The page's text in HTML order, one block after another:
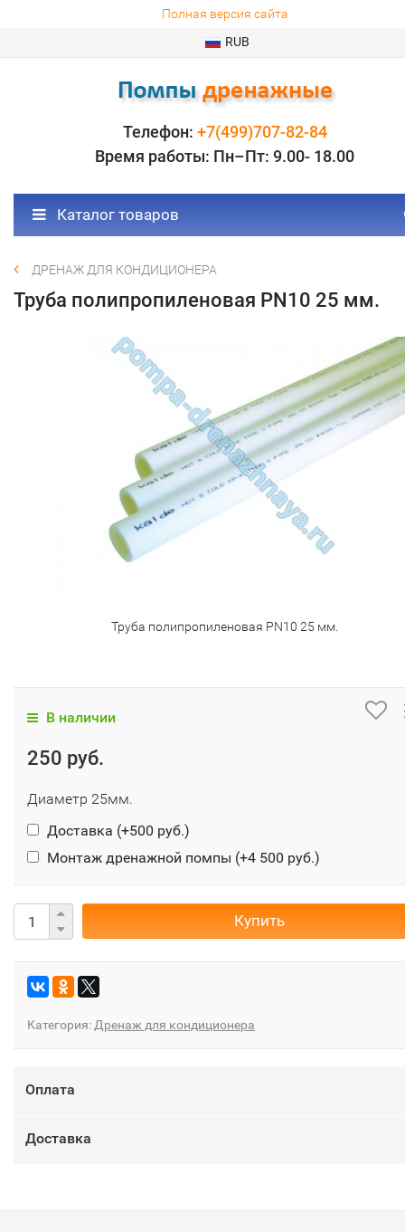
Полная версия сайта
RUB
Телефон: +7(499)707-82-84
Время работы: Пн–Пт: 9.00- 18.00
Каталог товаров
ДРЕНАЖ ДЛЯ КОНДИЦИОНЕРА
​Труба полипропиленовая PN10 25 мм.
​Труба полипропиленовая PN10 25 мм.
В наличии
250 руб.
Диаметр 25мм.
Доставка (+500 руб.)
Монтаж дренажной помпы (+4 500 руб.)
Купить
Категория: Дренаж для кондиционера
Оплата
Доставка